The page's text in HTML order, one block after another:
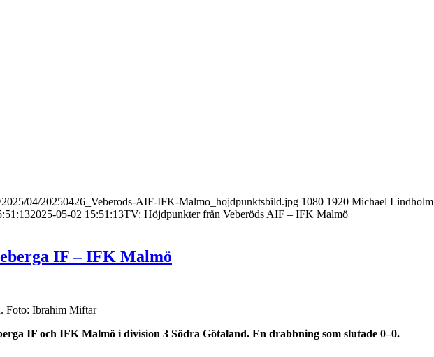
04/20250426_Veberods-AIF-IFK-Malmo_hojdpunktsbild.jpg 1080 1920 Michael Lindholm
2025-05-02 15:51:13TV: Höjdpunkter från Veberöds AIF – IFK Malmö
IF – IFK Malmö
Foto: Ibrahim Miftar
IF och IFK Malmö i division 3 Södra Götaland. En drabbning som slutade 0–0.